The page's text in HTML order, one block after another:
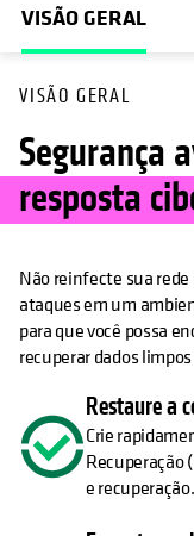
VISÃO GERAL
VISÃO GERAL
Segurança
resposta
Não reinfecte sua
ataques em um
para que você possa
recuperar dados
Restaure a
Crie
Recuperação
e recuperação.